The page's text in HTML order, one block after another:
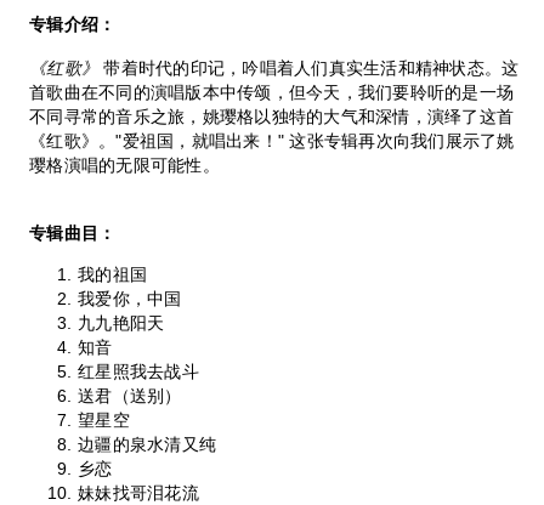
专辑介绍：
《红歌》带着时代的印记，吟唱着人们真实生活和精神状态。这
首歌曲在不同的演唱版本中传颂，但今天，我们要聆听的是一场
不同寻常的音乐之旅，姚璎格以独特的大气和深情，演绎了这首
《红歌》。"爱祖国，就唱出来！" 这张专辑再次向我们展示了姚
璎格演唱的无限可能性。
专辑曲目：
我的祖国
我爱你，中国
九九艳阳天
知音
红星照我去战斗
送君（送别）
望星空
边疆的泉水清又纯
乡恋
妹妹找哥泪花流